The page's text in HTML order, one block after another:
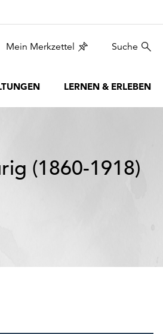
Mein Merkzettel Suche
LERNEN & ERLEBEN
(1860-1918)